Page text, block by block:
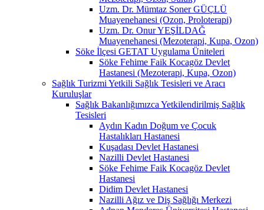
Uzm. Dr. Mümtaz Soner GÜÇLÜ
Muayenehanesi (Ozon, Proloterapi)
Uzm. Dr. Onur YEŞİLDAĞ
Muayenehanesi (Mezoterapi, Kupa, Ozon)
Söke İlçesi GETAT Uygulama Üniteleri
Söke Fehime Faik Kocagöz Devlet
Hastanesi (Mezoterapi, Kupa, Ozon)
Sağlık Turizmi Yetkili Sağlık Tesisleri ve Aracı
Kuruluşlar
Sağlık Bakanlığımızca Yetkilendirilmiş Sağlık
Tesisleri
Aydın Kadın Doğum ve Çocuk
Hastalıkları Hastanesi
Kuşadası Devlet Hastanesi
Nazilli Devlet Hastanesi
Söke Fehime Faik Kocagöz Devlet
Hastanesi
Didim Devlet Hastanesi
Nazilli Ağız ve Diş Sağlığı Merkezi